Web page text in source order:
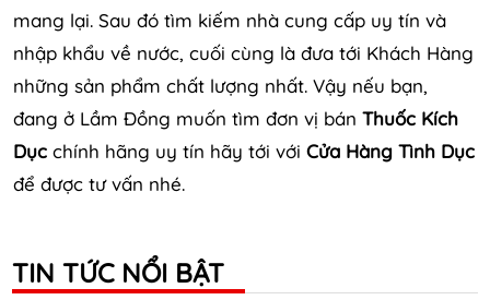
mang lại. Sau đó tìm kiếm nhà cung cấp uy tín và
nhập khẩu về nước, cuối cùng là đưa tới Khách Hàng
những sản phẩm chất lượng nhất. Vậy nếu bạn,
đang ở Lầm Đồng muốn tìm đơn vị bán Thuốc Kích
Dục chính hãng uy tín hãy tới với Cửa Hàng Tình Dục
để được tư vấn nhé.
TIN TỨC NỔI BẬT